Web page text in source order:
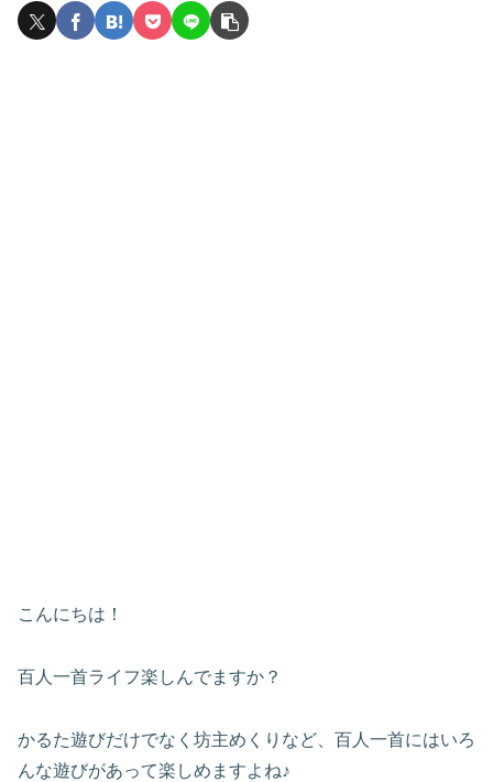
こんにちは！
百人一首ライフ楽しんでますか？
かるた遊びだけでなく坊主めくりなど、百人一首にはいろ
んな遊びがあって楽しめますよね♪